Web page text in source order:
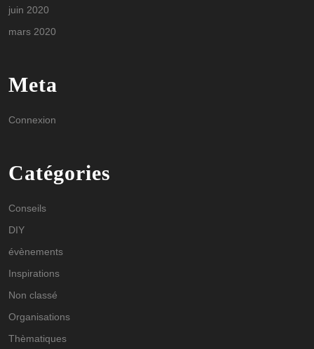
juin 2020
mars 2020
Meta
Connexion
Catégories
Conseils
DIY
évènements
Inspirations
Non classé
Organisations
Thèmatiques